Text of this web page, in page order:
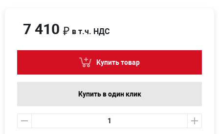
7 410 ₽ в т.ч. НДС
Купить товар
Купить в один клик